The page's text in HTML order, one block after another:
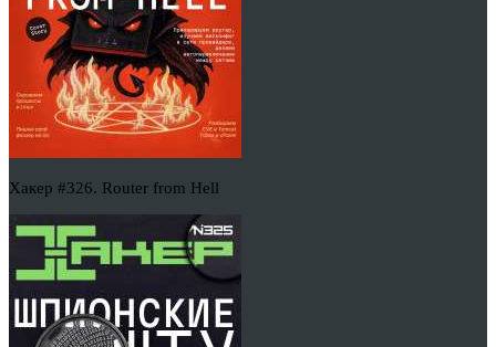
Хакер #326. Router from Hell